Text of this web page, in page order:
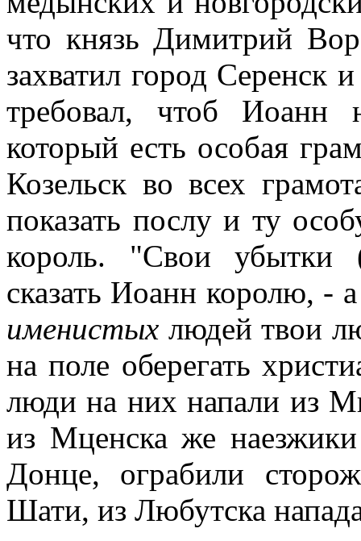
что князь Димитрий
захватил город Серенск
требовал, чтоб Иоанн
который есть особая
Козельск во всех
показать послу и ту
король. "Свои
сказать Иоанн королю, -
именистых людей твои
на поле оберегать
люди на них напали из
из Мценска же
Донце, ограбили
Шати, из Любутска